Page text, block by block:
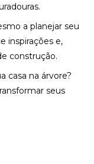
a planejar seu
inspirações e,
construção.
casa na árvore?
seus